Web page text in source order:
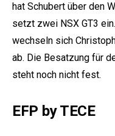
hat Schubert über den
setzt zwei NSX GT3
wechseln sich
ab. Die Besatzung für
steht noch nicht fest.
EFP by TECE